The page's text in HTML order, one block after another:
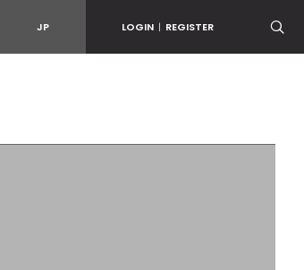
JP LOGIN | REGISTER